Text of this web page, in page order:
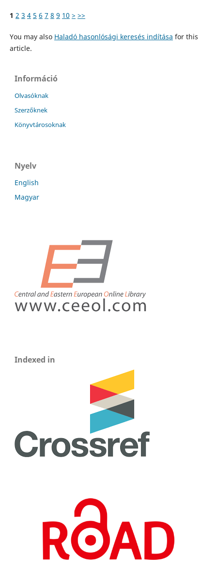
1 2 3 4 5 6 7 8 9 10 > >>
You may also Haladó hasonlósági keresés indítása for this
article.
Információ
Olvasóknak
Szerzőknek
Könyvtárosoknak
Nyelv
English
Magyar
Indexed in